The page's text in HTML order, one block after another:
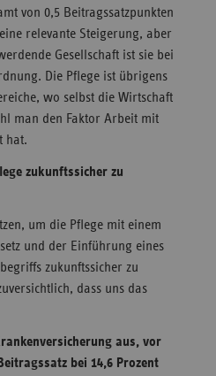
von 0,5 Beitragssatzpunkten
relevante Steigerung, aber
Gesellschaft ist sie bei
Die Pflege ist übrigens
wo selbst die Wirtschaft
man den Faktor Arbeit mit
hat.
zukunftssicher zu
um die Pflege mit einem
und der Einführung eines
zukunftssicher zu
dass uns das
aus, vor
bei 14,6 Prozent